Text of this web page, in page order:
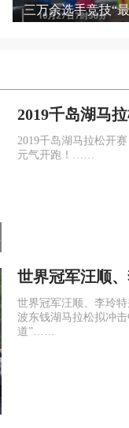
三万余选手竞技“
2019千岛湖马
我基因陪你元
2019千岛湖马拉松开
元气开跑！……
世界冠军汪顺
予加持，宁波
拟冲击中国“最
世界冠军汪顺、李玲
波东钱湖马拉松拟冲
道”……